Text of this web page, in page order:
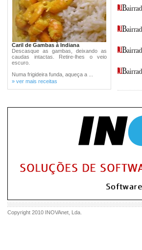
Caril de Gambas à Indiana
Descasque as gambas, deixando as
caudas intactas. Retire-lhes o veio
escuro.
Numa frigideira funda, aqueça a ...
» ver mais receitas
Copyright 2010 INOVAnet , Lda.